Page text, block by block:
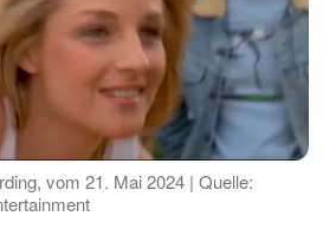
vom 21. Mai 2024 | Quelle: